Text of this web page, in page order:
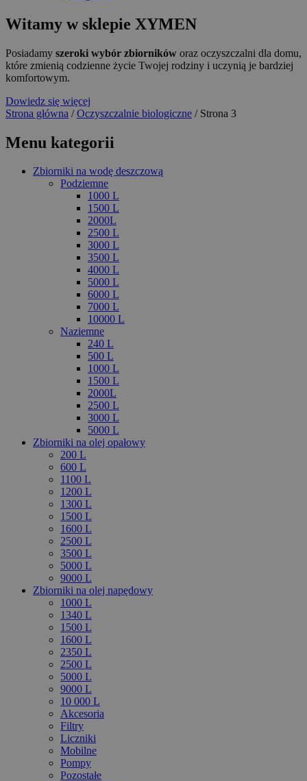
Witamy w sklepie XYMEN
Posiadamy szeroki wybór zbiorników oraz oczyszczalni dla domu,
które zmienią codzienne życie Twojej rodziny i uczynią je bardziej
komfortowym.
Dowiedz się więcej
Strona główna /Oczyszczalnie biologiczne / Strona 3
Menu kategorii
Zbiorniki na wodę deszczową
Podziemne
1000 L
1500 L
2000L
2500 L
3000 L
3500 L
4000 L
5000 L
6000 L
7000 L
10000 L
Naziemne
240 L
500 L
1000 L
1500 L
2000L
2500 L
3000 L
5000 L
Zbiorniki na olej opałowy
200 L
600 L
1100 L
1200 L
1300 L
1500 L
1600 L
2500 L
3500 L
5000 L
9000 L
Zbiorniki na olej napędowy
1000 L
1340 L
1500 L
1600 L
2350 L
2500 L
5000 L
9000 L
10 000 L
Akcesoria
Filtry
Liczniki
Mobilne
Pompy
Pozostałe